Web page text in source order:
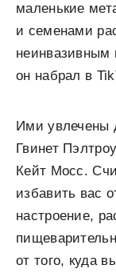
маленькие
и семенами
неинвазивным
он набрал в
Ими увлечены
Гвинет
Кейт Мосс.
избавить вас
настроение,
от того, куда